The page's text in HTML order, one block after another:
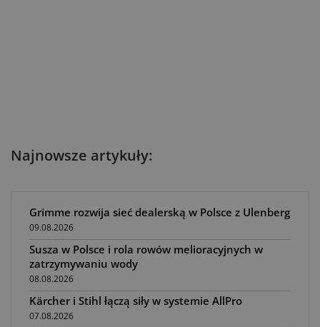
Najnowsze artykuły:
Grimme rozwija sieć dealerską w Polsce z Ulenberg
09.08.2026
Susza w Polsce i rola rowów melioracyjnych w
zatrzymywaniu wody
08.08.2026
Kärcher i Stihl łączą siły w systemie AllPro
07.08.2026